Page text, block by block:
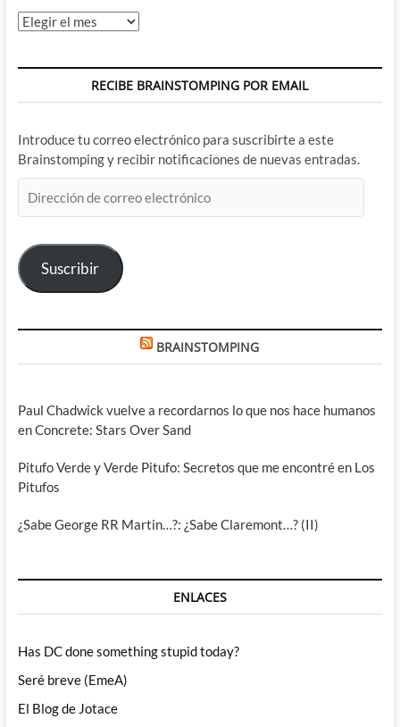
Archivos
RECIBE BRAINSTOMPING POR EMAIL
Introduce tu correo electrónico para suscribirte a este
Brainstomping y recibir notificaciones de nuevas entradas.
de
electrónico
Suscribir
BRAINSTOMPING
Paul Chadwick vuelve a recordarnos lo que nos hace humanos
en Concrete: Stars Over Sand
Pitufo Verde y Verde Pitufo: Secretos que me encontré en Los
Pitufos
¿Sabe George RR Martin…?: ¿Sabe Claremont…? (II)
ENLACES
Has DC done something stupid today?
Seré breve (EmeA)
El Blog de Jotace